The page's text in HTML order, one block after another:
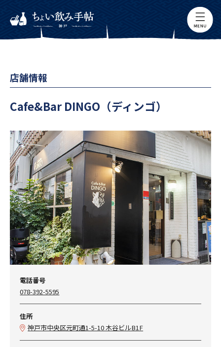
店舗情報
Cafe&Bar DINGO（ディンゴ）
電話番号
078-392-5595
住所
神戸市中央区元町通1-5-10 木谷ビルB1F